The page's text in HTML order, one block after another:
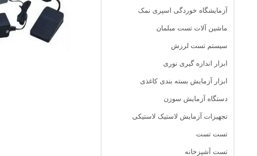
آزمایشگاه خوردگی اسپری نمک
ماشین آلات تست مبلمان
سیستم تست لرزش
ابزار اندازه گیری نوری
ابزار آزمایش بسته بندی کاغذی
دستگاه آزمایش سوزن
تجهیزات آزمایش لاستیک لاستیکی
تست تست
تست آشپزخانه